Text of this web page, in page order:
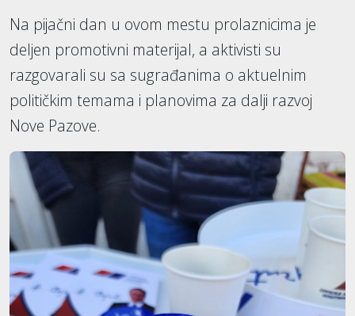
Na pijačni dan u ovom mestu prolaznicima je
deljen promotivni materijal, a aktivisti su
razgovarali su sa sugrađanima o aktuelnim
političkim temama i planovima za dalji razvoj
Nove Pazove.